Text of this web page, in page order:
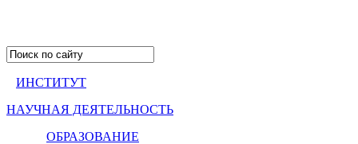
ИНСТИТУТ
НАУЧНАЯ ДЕЯТЕЛЬНОСТЬ
ОБРАЗОВАНИЕ